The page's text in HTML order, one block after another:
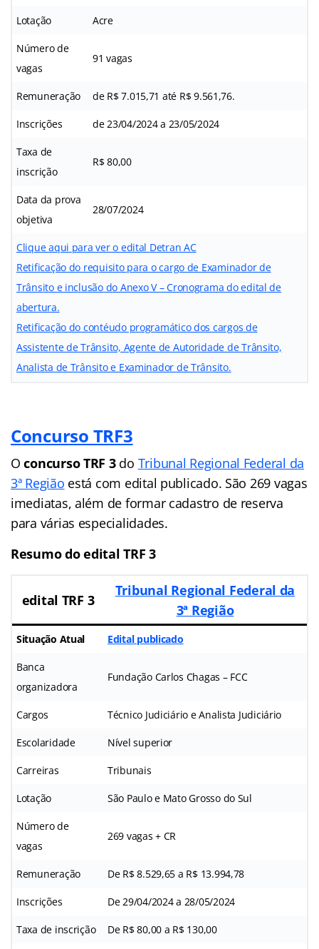
Lotação Acre
Número de
vagas
91 vagas
Remuneração de R$ 7.015,71 até R$ 9.561,76.
Inscrições de 23/04/2024 a 23/05/2024
Taxa de
inscrição
R$ 80,00
Data da prova
objetiva
28/07/2024
Clique aqui para ver o edital Detran AC
Retificação do requisito para o cargo de Examinador de
Trânsito e inclusão do Anexo V – Cronograma do edital de
abertura.
Retificação do contéudo programático dos cargos de
Assistente de Trânsito, Agente de Autoridade de Trânsito,
Analista de Trânsito e Examinador de Trânsito.
Concurso TRF3
Oconcurso TRF 3do Tribunal Regional Federal da
3ª Região está com edital publicado. São 269 vagas
imediatas, além de formar cadastro de reserva
para várias especialidades.
Resumo do edital TRF 3
edital TRF 3
Tribunal Regional Federal da
3ª Região
Situação Atual Edital publicado
Banca
organizadora
Fundação Carlos Chagas – FCC
Cargos Técnico Judiciário e Analista Judiciário
Escolaridade Nível superior
Carreiras Tribunais
Lotação São Paulo e Mato Grosso do Sul
Número de
vagas
269 vagas + CR
Remuneração De R$ 8.529,65 a R$ 13.994,78
Inscrições De 29/04/2024 a 28/05/2024
Taxa de inscrição De R$ 80,00 a R$ 130,00